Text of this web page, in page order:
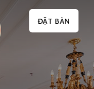
ĐẶT BÀN